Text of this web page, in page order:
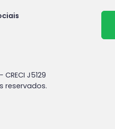
- CRECI J5129
reservados.